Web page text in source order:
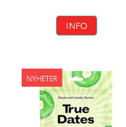
INFO
NYHETER